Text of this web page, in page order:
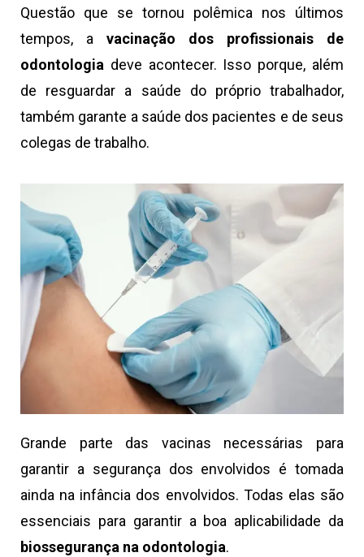
Questão que se tornou polêmica nos últimos
tempos, a vacinação dos profissionais de
odontologia deve acontecer. Isso porque, além
de resguardar a saúde do próprio trabalhador,
também garante a saúde dos pacientes e de seus
colegas de trabalho.
Grande parte das vacinas necessárias para
garantir a segurança dos envolvidos é tomada
ainda na infância dos envolvidos. Todas elas são
essenciais para garantir a boa aplicabilidade da
biossegurança na odontologia.